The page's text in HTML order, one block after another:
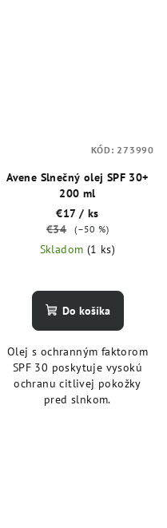
Avene Slnečný olej SPF 30+
200 ml
€17 / ks
€34
(–50 %)
Skladom (1 ks)
Do košíka
Olej s ochranným faktorom
SPF 30 poskytuje vysokú
ochranu citlivej pokožky
pred slnkom.
KÓD: 273990